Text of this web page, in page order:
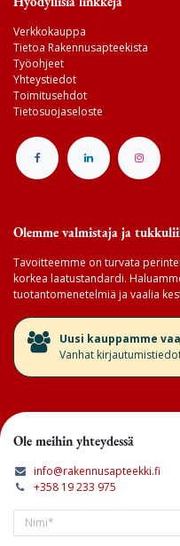
Verkkokauppa
Tietoa Rakennusapteekista
Työohjeet
Yhteystiedot
Toimitusehdot
Tietosuojaseloste
Olemme valmistaja ja
Tavoitteemme on turvata
korkea laatustandardi.
tuotantomenetelmiä ja vaalia
​Uusi kauppamme
Vanhat
Ole meihin yhteydessä
info@rakennusapteekki.fi
+358 19 233 975